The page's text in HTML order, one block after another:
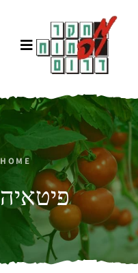
HOME
פיטאיה 2023 מעודכן